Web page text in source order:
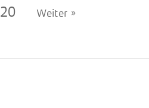
20 Weiter »